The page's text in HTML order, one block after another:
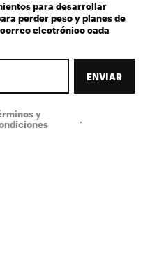
para desarrollar
perder peso y planes de
electrónico cada
ENVIAR
y